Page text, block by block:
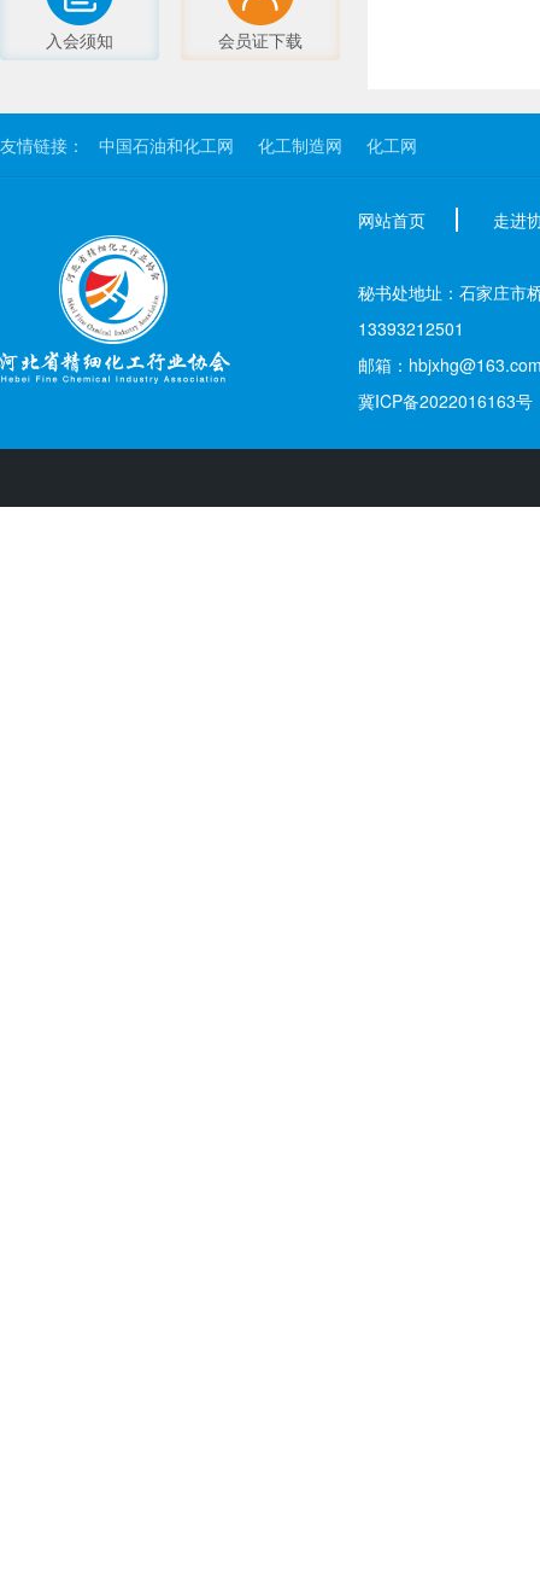
入会须知 会员证下载
友情链接： 中国石油和化工网 化工制造网 化工网
网站首页 走进
秘书处地址：石家庄市
13393212501
邮箱：
冀ICP备2022016163号